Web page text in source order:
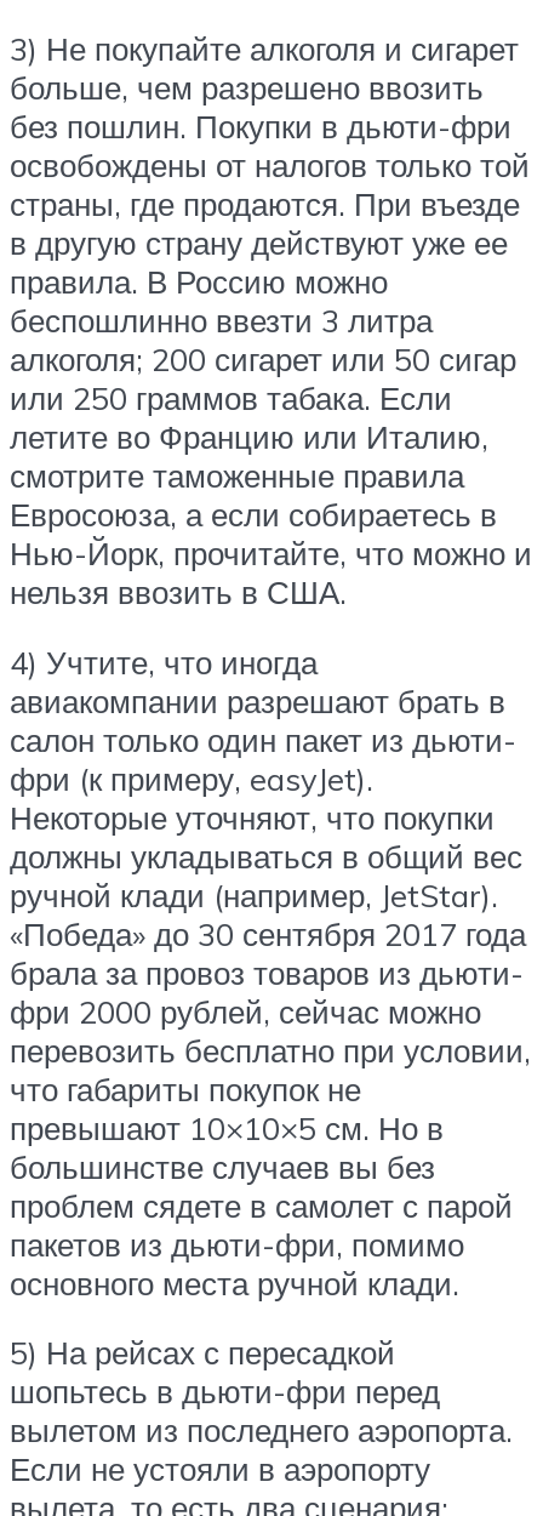
3) Не покупайте алкоголя и сигарет
больше, чем разрешено ввозить
без пошлин. Покупки в дьюти-фри
освобождены от налогов только той
страны, где продаются. При въезде
в другую страну действуют уже ее
правила. В Россию можно
беспошлинно ввезти 3 литра
алкоголя; 200 сигарет или 50 сигар
или 250 граммов табака. Если
летите во Францию или Италию,
смотрите таможенные правила
Евросоюза, а если собираетесь в
Нью-Йорк, прочитайте, что можно и
нельзя ввозить в США.
4) Учтите, что иногда
авиакомпании разрешают брать в
салон только один пакет из дьюти-
фри (к примеру, easyJet).
Некоторые уточняют, что покупки
должны укладываться в общий вес
ручной клади (например, JetStar).
«Победа» до 30 сентября 2017 года
брала за провоз товаров из дьюти-
фри 2000 рублей, сейчас можно
перевозить бесплатно при условии,
что габариты покупок не
превышают 10×10×5 см. Но в
большинстве случаев вы без
проблем сядете в самолет с парой
пакетов из дьюти-фри, помимо
основного места ручной клади.
5) На рейсах с пересадкой
шопьтесь в дьюти-фри перед
вылетом из последнего аэропорта.
Если не устояли в аэропорту
вылета, то есть два сценария: